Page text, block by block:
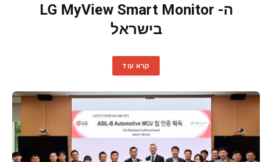
ה- LG MyView Smart Monitor
בישראל
קרא עוד